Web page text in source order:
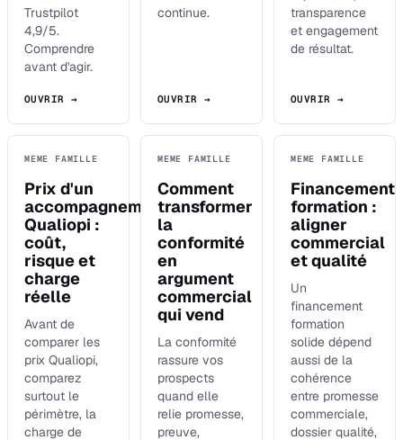
Trustpilot
4,9/5.
Comprendre
avant d'agir.
OUVRIR →
continue.
OUVRIR →
transparence
et engagement
de résultat.
OUVRIR →
MEME FAMILLE
Prix d'un
accompagnement
Qualiopi :
coût,
risque et
charge
réelle
Avant de
comparer les
prix Qualiopi,
comparez
surtout le
périmètre, la
charge de
MEME FAMILLE
Comment
transformer
la
conformité
en
argument
commercial
qui vend
La conformité
rassure vos
prospects
quand elle
relie promesse,
preuve,
MEME FAMILLE
Financement
formation :
aligner
commercial
et qualité
Un
financement
formation
solide dépend
aussi de la
cohérence
entre promesse
commerciale,
dossier qualité,